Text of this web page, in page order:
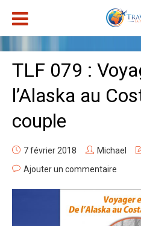
TLF 079 :
l’Alaska au
couple
7 février 2018 Michael
Ajouter un commentaire